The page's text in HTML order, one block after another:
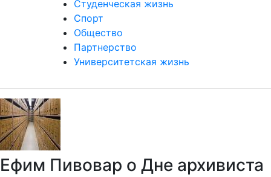
Студенческая жизнь
Спорт
Общество
Партнерство
Университетская жизнь
Ефим Пивовар о Дне архивиста